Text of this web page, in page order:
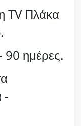
TV Πλάκα
90 ημέρες.
-